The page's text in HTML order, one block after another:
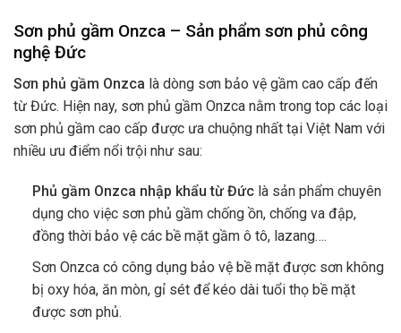
Sơn phủ gầm Onzca – Sản phẩm sơn phủ công
nghệ Đức
Sơn phủ gầm Onzca là dòng sơn bảo vệ gầm cao cấp đến
từ Đức. Hiện nay, sơn phủ gầm Onzca nằm trong top các loại
sơn phủ gầm cao cấp được ưa chuộng nhất tại Việt Nam với
nhiều ưu điểm nổi trội như sau:
Phủ gầm Onzca nhập khẩu từ Đứclà sản phẩm chuyên
dụng cho việc sơn phủ gầm chống ồn, chống va đập,
đồng thời bảo vệ các bề mặt gầm ô tô, lazang….
Sơn Onzca có công dụng bảo vệ bề mặt được sơn không
bị oxy hóa, ăn mòn, gỉ sét để kéo dài tuổi thọ bề mặt
được sơn phủ.